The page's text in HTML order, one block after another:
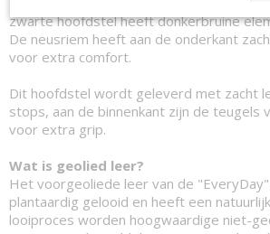
zwarte hoofdstel heeft donkerbruine
De neusriem heeft aan de onderkant
voor extra comfort.
Dit hoofdstel wordt geleverd met zacht
stops, aan de binnenkant zijn de teugels
voor extra grip.
Wat is geolied leer?
Het voorgeoliede leer van de
plantaardig gelooid en heeft een
looiproces worden hoogwaardige niet-